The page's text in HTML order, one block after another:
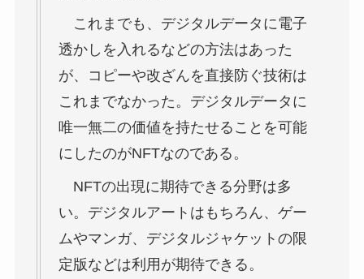
これまでも、デジタルデータに電子
透かしを入れるなどの方法はあった
が、コピーや改ざんを直接防ぐ技術は
これまでなかった。デジタルデータに
唯一無二の価値を持たせることを可能
にしたのがNFTなのである。
NFTの出現に期待できる分野は多
い。デジタルアートはもちろん、ゲー
ムやマンガ、デジタルジャケットの限
定版などは利用が期待できる。